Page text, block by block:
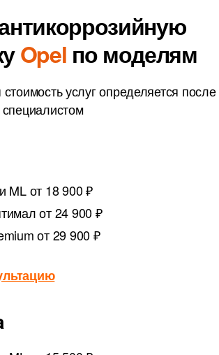
Opel по моделям
услуг определяется после
специалистом
MLот 18 900 ₽
от 24 900 ₽
от 29 900 ₽